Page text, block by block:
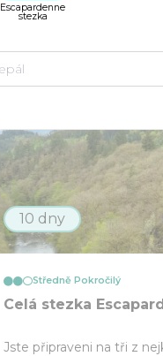
Escapardenne
stezka
10 dny
Středně Pokročilý
Celá stezka
Jste připraveni na tři z